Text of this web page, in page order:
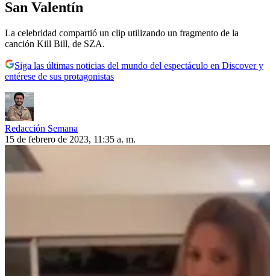
San Valentín
La celebridad compartió un clip utilizando un fragmento de la
canción Kill Bill, de SZA.
Siga las últimas noticias del mundo del espectáculo en Discover y
entérese de sus protagonistas
Redacción Semana
15 de febrero de 2023, 11:35 a. m.